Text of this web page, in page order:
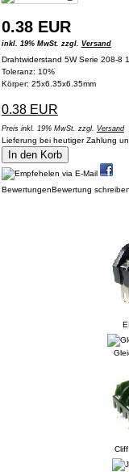
0.38 EUR
inkl. 19% MwSt. zzgl. Versand
Drahtwiderstand 5W Serie 208-8
Toleranz: 10%
Körper: 25x6.35x6.35mm
0.38 EUR
Preis inkl. 19% MwSt. zzgl. Versand
Lieferung bei heutiger Zahlung
In den Korb
BewertungenBewertung schreiben